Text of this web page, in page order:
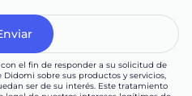
el fin de responder a su solicitud de
sobre sus productos y servicios,
ser de su interés. Este tratamiento